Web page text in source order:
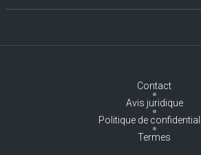
Contact
Avis juridique
Politique de
Termes